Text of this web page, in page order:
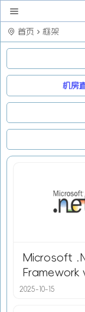
首页 框架
机房
Microsoft
Framework v8.0.21
官方离线安装
2025-10-15